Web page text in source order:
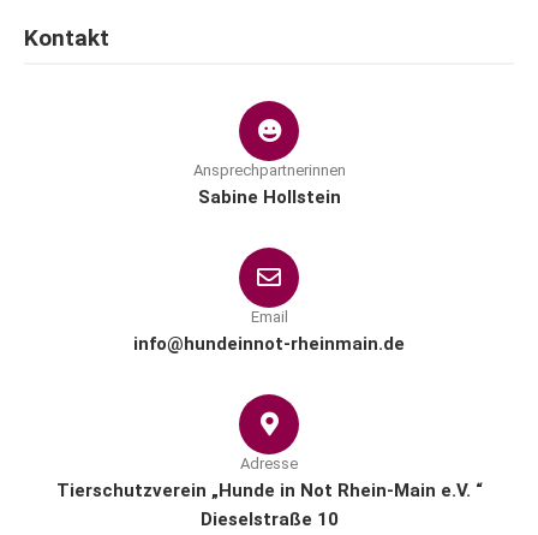
Kontakt
Ansprechpartnerinnen
Sabine Hollstein
Email
info@hundeinnot-rheinmain.de
Adresse
Tierschutzverein „Hunde in Not Rhein-Main e.V. “
Dieselstraße 10